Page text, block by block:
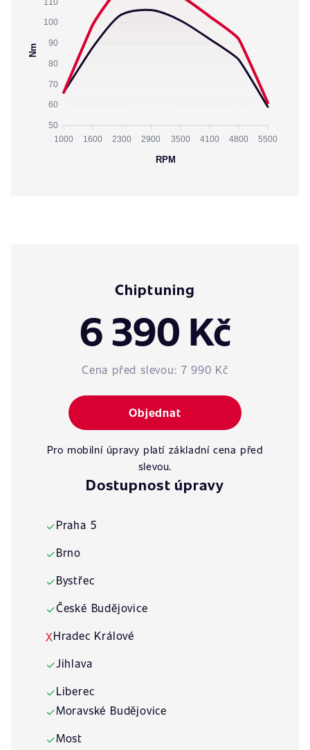
100
90
80
70
60
50
Nm
1000 1600 2300 2900 3500 4100 4800 5500
RPM
Chiptuning
6 390 Kč
Cena před slevou: 7 990 Kč
Objednat
Pro mobilní úpravy platí základní cena před
slevou.
Dostupnost úpravy
✓Praha 5
✓Brno
✓Bystřec
✓České Budějovice
XHradec Králové
✓Jihlava
✓Liberec
✓Moravské Budějovice
✓Most